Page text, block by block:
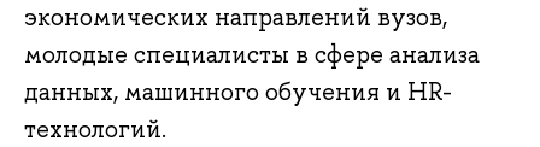
экономических направлений вузов,
молодые специалисты в сфере анализа
данных, машинного обучения и HR-
технологий.